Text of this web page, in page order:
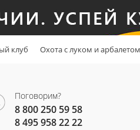
клуб Охота с луком и арбалетом
Поговорим?
8 800 250 59 58
8 495 958 22 22